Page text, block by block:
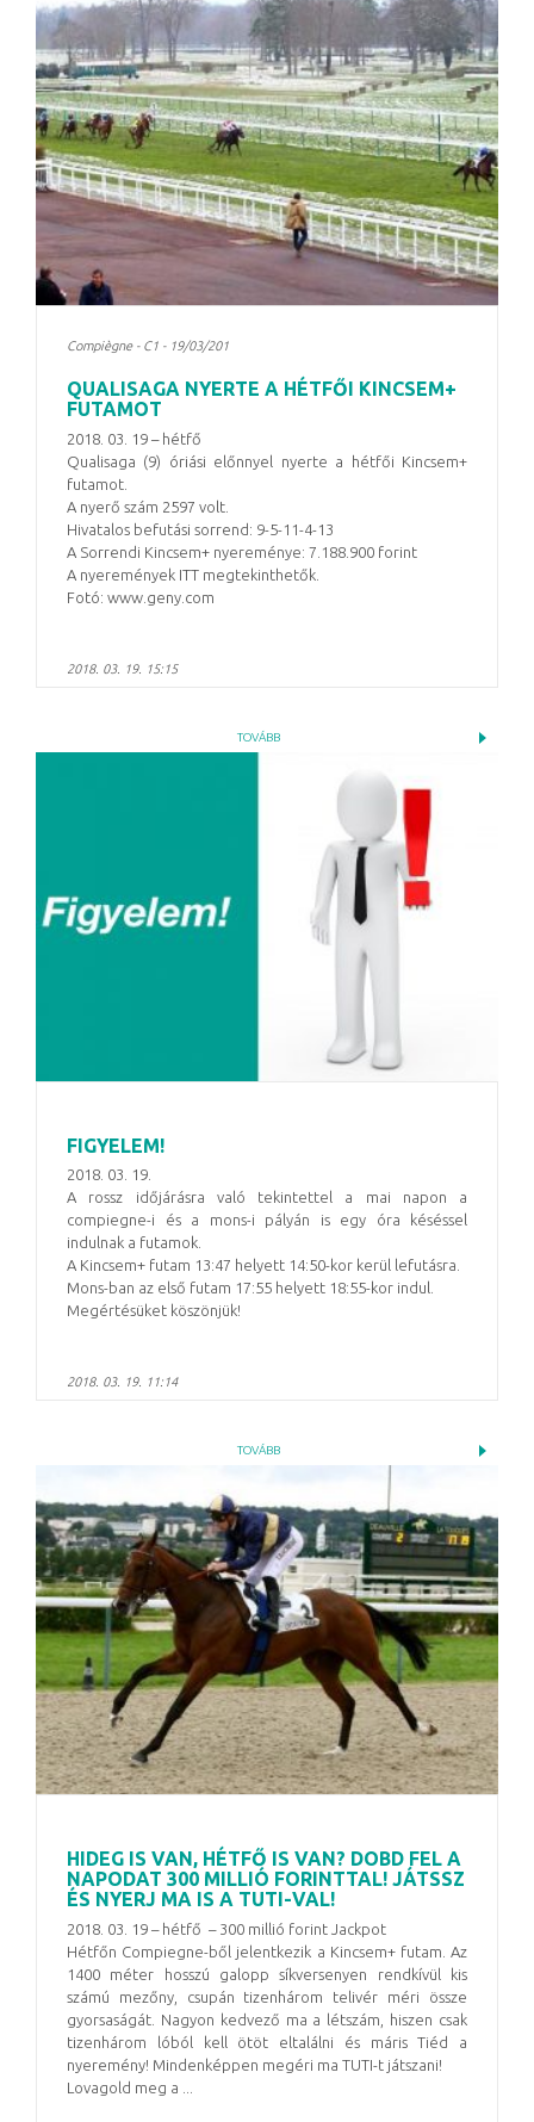
Compiègne - C1 - 19/03/201
QUALISAGA NYERTE A HÉTFŐI KINCSEM+
FUTAMOT
2018. 03. 19 – hétfő
Qualisaga (9) óriási előnnyel nyerte a hétfői Kincsem+
futamot.
A nyerő szám 2597 volt.
Hivatalos befutási sorrend: 9-5-11-4-13
A Sorrendi Kincsem+ nyereménye: 7.188.900 forint
A nyeremények ITT megtekinthetők.
Fotó: www.geny.com
2018. 03. 19. 15:15
TOVÁBB
FIGYELEM!
2018. 03. 19.
A rossz időjárásra való tekintettel a mai napon a
compiegne-i és a mons-i pályán is egy óra késéssel
indulnak a futamok.
A Kincsem+ futam 13:47 helyett 14:50-kor kerül lefutásra.
Mons-ban az első futam 17:55 helyett 18:55-kor indul.
Megértésüket köszönjük!
2018. 03. 19. 11:14
TOVÁBB
HIDEG IS VAN, HÉTFŐ IS VAN? DOBD FEL A
NAPODAT 300 MILLIÓ FORINTTAL! JÁTSSZ
ÉS NYERJ MA IS A TUTI-VAL!
2018. 03. 19 – hétfő – 300 millió forint Jackpot
Hétfőn Compiegne-ből jelentkezik a Kincsem+ futam. Az
1400 méter hosszú galopp síkversenyen rendkívül kis
számú mezőny, csupán tizenhárom telivér méri össze
gyorsaságát. Nagyon kedvező ma a létszám, hiszen csak
tizenhárom lóból kell ötöt eltalálni és máris Tiéd a
nyeremény! Mindenképpen megéri ma TUTI-t játszani!
Lovagold meg a ...